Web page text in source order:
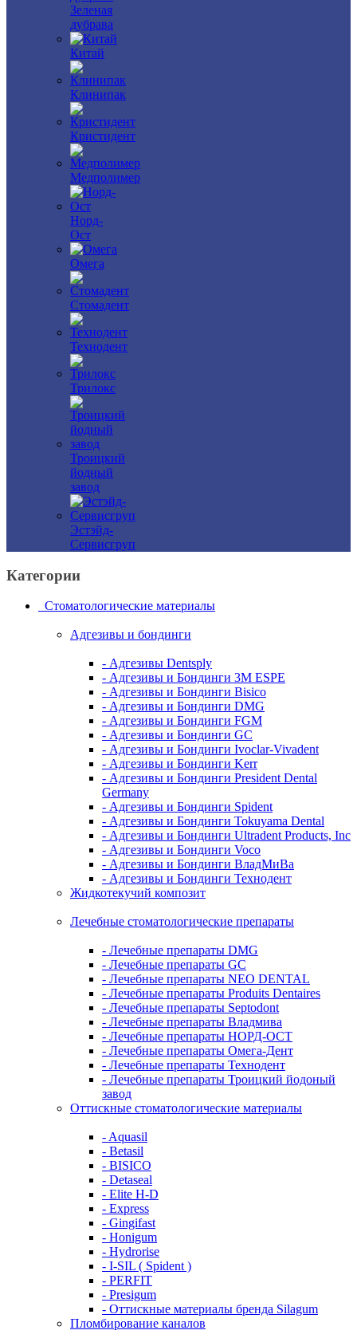
Зеленая
дубрава
Китай
Клинипак
Кристидент
Медполимер
Норд-
Ост
Омега
Стомадент
Технодент
Трилокс
Троицкий
йодный
завод
Эстэйд-
Сервисгруп
Категории
Стоматологические материалы
Адгезивы и бондинги
- Адгезивы Dentsply
- Адгезивы и Бондинги 3M ESPE
- Адгезивы и Бондинги Bisico
- Адгезивы и Бондинги DMG
- Адгезивы и Бондинги FGM
- Адгезивы и Бондинги GC
- Адгезивы и Бондинги Ivoclar-Vivadent
- Адгезивы и Бондинги Kerr
- Адгезивы и Бондинги President Dental
Germany
- Адгезивы и Бондинги Spident
- Адгезивы и Бондинги Tokuyama Dental
- Адгезивы и Бондинги Ultradent Products, Inc
- Адгезивы и Бондинги Voco
- Адгезивы и Бондинги ВладМиВа
- Адгезивы и Бондинги Технодент
Жидкотекучий композит
Лечебные стоматологические препараты
- Лечебные препараты DMG
- Лечебные препараты GC
- Лечебные препараты NEO DENTAL
- Лечебные препараты Produits Dentaires
- Лечебные препараты Septodont
- Лечебные препараты Владмива
- Лечебные препараты НОРД-ОСТ
- Лечебные препараты Омега-Дент
- Лечебные препараты Технодент
- Лечебные препараты Троицкий йодоный
завод
Оттискные стоматологические материалы
- Aquasil
- Betasil
- BISICO
- Detaseal
- Elite H-D
- Express
- Gingifast
- Honigum
- Hydrorise
- I-SIL ( Spident )
- PERFIT
- Presigum
- Оттискные материалы бренда Silagum
Пломбирование каналов